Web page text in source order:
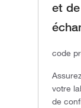
et
code
votre
de